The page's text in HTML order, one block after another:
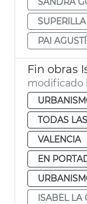
SUPERILLA
PAI
Fin obras
modificado
TODAS
VALENCIA
EN
ISABEL LA